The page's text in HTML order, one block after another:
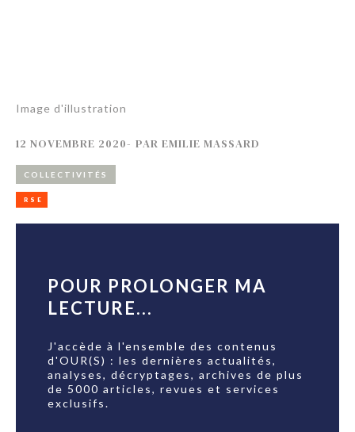
Image d'illustration
12 NOVEMBRE 2020- PAR EMILIE MASSARD
COLLECTIVITÉS
RSE
POUR PROLONGER MA
LECTURE...
J'accède à l'ensemble des contenus
d'OUR(S) : les dernières actualités,
analyses, décryptages, archives de plus
de 5000 articles, revues et services
exclusifs.